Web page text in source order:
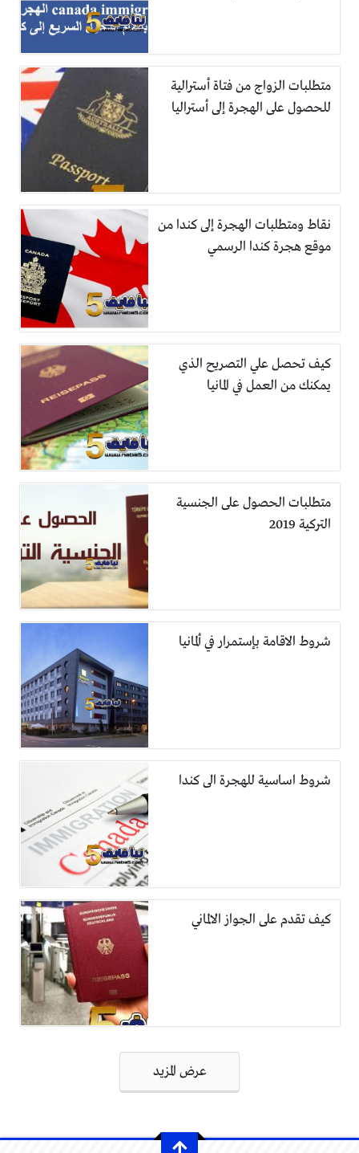
متطلبات الزواج من فتاة أسترالية
للحصول على الهجرة إلى أستراليا
نقاط ومتطلبات الهجرة إلى كندا من
موقع هجرة كندا الرسمي
كيف تحصل علي التصريح الذي
يمكنك من العمل في المانيا
متطلبات الحصول على الجنسية
التركية 2019
شروط الاقامة بإستمرار في ألمانيا
شروط اساسية للهجرة الى كندا
كيف تقدم على الجواز الالماني
عرض المزيد